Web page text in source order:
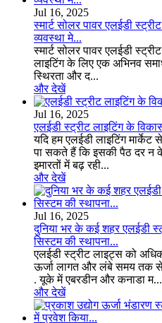
Jul 16, 2025
स्मार्ट सोलर पावर एलईडी
व्यवस्था मे...
स्मार्ट सोलर पावर एलईडी
लाइटिंग के लिए एक अभिनव
स्थिरता और द...
और देखें
Jul 16, 2025
एलईडी स्ट्रीट लाइटिंग के
यदि हम एलईडी लाइटिंग
पा सकते हैं कि इसकी पैठ दर न
इमारतों में बढ़ रही...
और देखें
Jul 16, 2025
दुनिया भर के कई शहर एलईडी
सिस्टम की स्थापना...
एलईडी स्ट्रीट लाइट्स को
ऊर्जा लागत और लंबे समय तक
. यूके में एबरडीन और कनाडा म...
और देखें